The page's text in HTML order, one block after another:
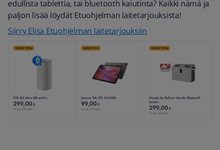
edullista tablettia, tai bluetooth kaiutinta? Kaikki nämä ja
paljon lisää löydät Etuohjelman laitetarjouksista!
Siirry Elisa Etuohjelman laitetarjouksiin